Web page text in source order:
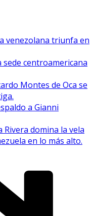
venezolana triunfa en
sede centroamericana
Montes de Oca se
a Gianni
Rivera domina la vela
en lo más alto.